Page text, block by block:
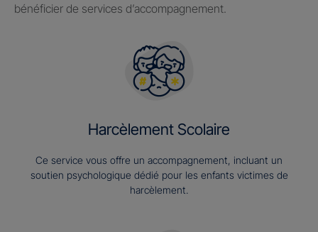
bénéficier de services d’accompagnement.
Harcèlement Scolaire
Ce service vous offre un accompagnement, incluant un
soutien psychologique dédié pour les enfants victimes de
harcèlement.